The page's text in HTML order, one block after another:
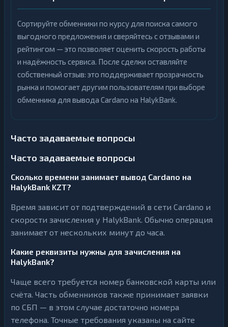
Сортируйте обменники по курсу для поиска самого
выгодного предложения и сверяйтесь с отзывами и
рейтингом — это позволяет оценить скорость работы
и надёжность сервиса. После сделки оставляйте
собственный отзыв: это поддерживает прозрачность
рынка и помогает другим пользователям при выборе
обменника для вывода Cardano на HalykBank.
Часто задаваемые вопросы
Часто задаваемые вопросы
Сколько времени занимает вывод Cardano на
HalykBank KZT?
Время зависит от подтверждений в сети Cardano и
скорости зачисления у HalykBank. Обычно операция
занимает от нескольких минут до часа.
Какие реквизиты нужны для зачисления на
HalykBank?
Чаще всего требуется номер банковской карты или
счёта. Часть обменников также принимает заявки
по СБП — в этом случае достаточно номера
телефона. Точные требования указаны на сайте